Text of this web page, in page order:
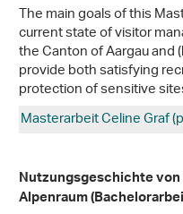
The main goals of this
current state of visitor
the Canton of Aargau
provide both satisfying
protection of sensitive
Masterarbeit Celine Graf
Nutzungsgeschichte
Alpenraum